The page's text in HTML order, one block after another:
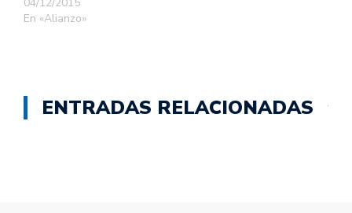
En «Alianzo»
ENTRADAS RELACIONADAS